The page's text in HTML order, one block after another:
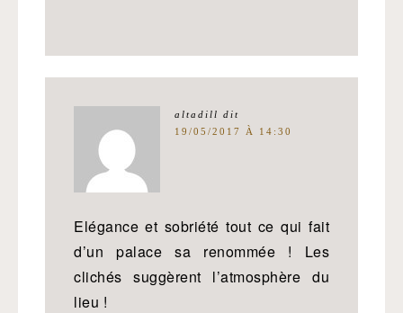
altadill dit
19/05/2017 À 14:30
Elégance et sobriété tout ce qui fait
d’un palace sa renommée ! Les
clichés suggèrent l’atmosphère du
lieu !